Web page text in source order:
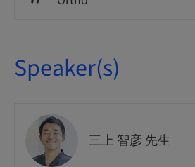
Speaker(s)
三上 智彦 先生